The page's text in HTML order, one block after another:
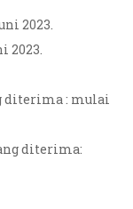
2023.
2023.
diterima : mulai
diterima: